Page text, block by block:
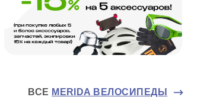
ВСЕ MERIDA ВЕЛОСИПЕДЫ